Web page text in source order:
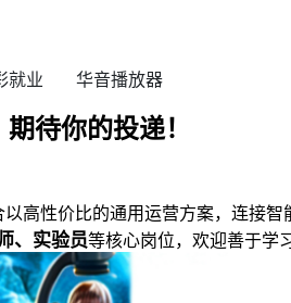
就业 华音播放器
待你的投递！
高性价比的通用运营方案，连接
、实验员等核心岗位，欢迎善于学